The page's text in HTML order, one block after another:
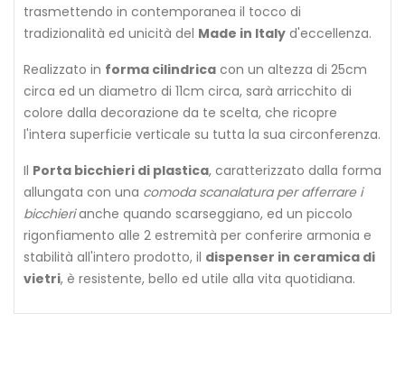
trasmettendo in contemporanea il tocco di
tradizionalità ed unicità del Made in Italy d'eccellenza.
Realizzato in forma cilindrica con un altezza di 25cm
circa ed un diametro di 11cm circa, sarà arricchito di
colore dalla decorazione da te scelta, che ricopre
l'intera superficie verticale su tutta la sua circonferenza.
Il Porta bicchieri di plastica, caratterizzato dalla forma
allungata con una comoda scanalatura per afferrare i
bicchierianche quando scarseggiano, ed un piccolo
rigonfiamento alle 2 estremità per conferire armonia e
stabilità all'intero prodotto, il dispenser in ceramica di
vietri, è resistente, bello ed utile alla vita quotidiana.